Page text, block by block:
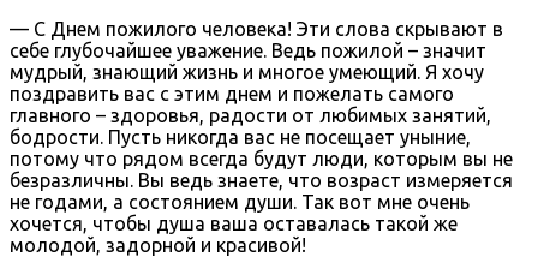
— С Днем пожилого человека! Эти слова скрывают в
себе глубочайшее уважение. Ведь пожилой – значит
мудрый, знающий жизнь и многое умеющий. Я хочу
поздравить вас с этим днем и пожелать самого
главного – здоровья, радости от любимых занятий,
бодрости. Пусть никогда вас не посещает уныние,
потому что рядом всегда будут люди, которым вы не
безразличны. Вы ведь знаете, что возраст измеряется
не годами, а состоянием души. Так вот мне очень
хочется, чтобы душа ваша оставалась такой же
молодой, задорной и красивой!